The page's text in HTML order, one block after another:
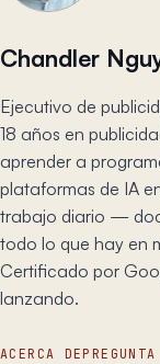
Chandler
Ejecutivo de
18 años en
aprender a
plataformas de IA
trabajo diario —
todo lo que hay en
Certificado por
lanzando.
ACERCA DE